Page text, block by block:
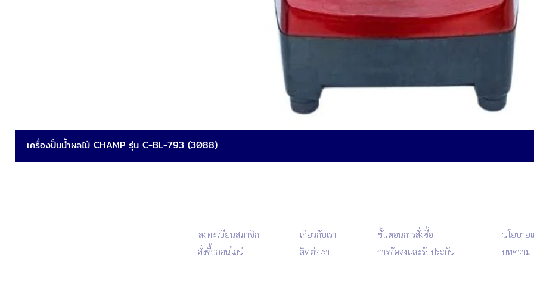
เครื่องปั่นน้ำผลไม้ CHAMP รุ่น C-BL-793 (3088)
ลงทะเบียนสมาชิก
สั่งซื้อออนไลน์
เกี่ยวกับเรา
ขั้นตอนการสั่งซื้อ
ติดต่อเรา
การจัดส่งและรับประกัน
นโยบาย
บทความ